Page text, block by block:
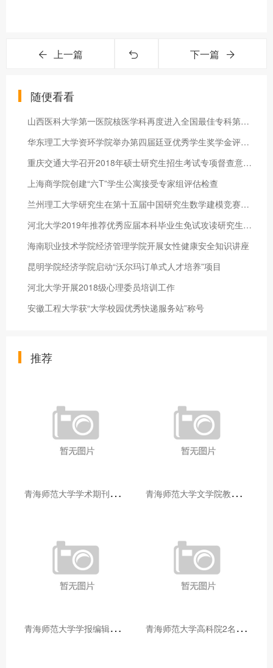
上一篇 下一篇
随便看看
山西医科大学第一医院核医学科再度进入全国最佳专科第八名
华东理工大学资环学院举办第四届廷亚优秀学生奖学金评选活动
重庆交通大学召开2018年硕士研究生招生考试专项督查意见反馈会
上海商学院创建“六T”学生公寓接受专家组评估检查
兰州理工大学研究生在第十五届中国研究生数学建模竞赛中获佳绩
河北大学2019年推荐优秀应届本科毕业生免试攻读研究生工作取得可
海南职业技术学院经济管理学院开展女性健康安全知识讲座
昆明学院经济学院启动“沃尔玛订单式人才培养”项目
河北大学开展2018级心理委员培训工作
安徽工程大学获“大学校园优秀快递服务站”称号
推荐
青
海师范大学学术期刊两个专栏入选2025年青海省期刊重点专栏 青
海师范大学文学院教师赴山东省相关高校和学术机构交流学习
青
海师范大学学报编辑部赴大通县城关镇上毛佰胜村开展帮扶慰问活动 青
海师范大学高科院2名专家当选中国科学院院士